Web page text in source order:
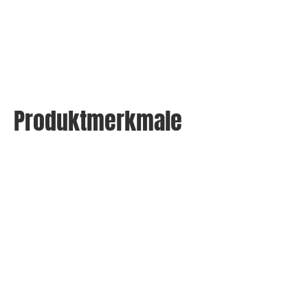
Produktmerkmale